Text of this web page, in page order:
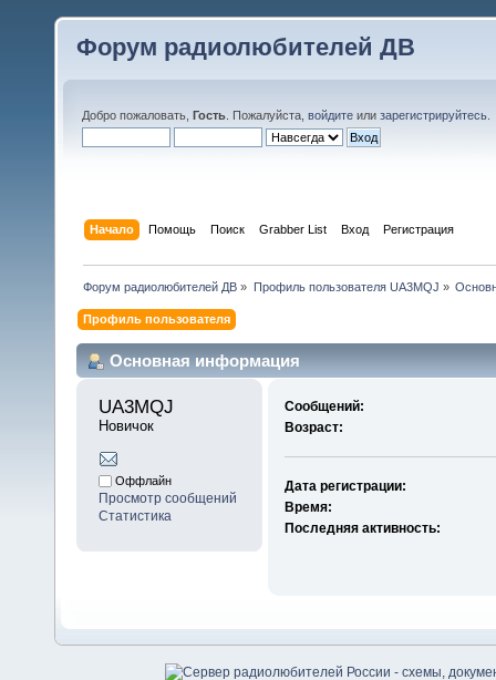
Форум радиолюбителей ДВ
Добро пожаловать, Гость . Пожалуйста, войдите или зарегистрируйтесь
Начало Помощь Поиск Grabber List Вход Регистрация
Форум радиолюбителей ДВ » Профиль пользователя UA3MQJ »
Профиль пользователя
Основная информация
UA3MQJ
Новичок
Оффлайн
Просмотр сообщений
Статистика
Сообщений:
Возраст:
Дата регистрации:
Время:
Последняя активность: